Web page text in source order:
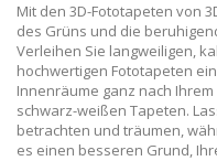
Mit den 3D-Fototapeten von
des Grüns und die
Verleihen Sie langweiligen,
hochwertigen Fototapeten
Innenräume ganz nach
schwarz-weißen Tapeten.
betrachten und träumen,
es einen besseren Grund,